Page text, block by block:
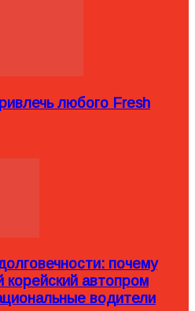
любого Fresh
почему
корейский автопром
водители